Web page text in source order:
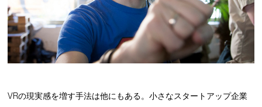
VRの現実感を増す手法は他にもある。小さなスタートアップ企業